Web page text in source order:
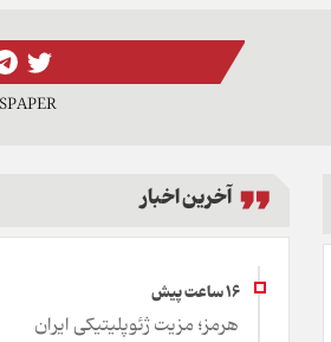
آخرین اخبار
هرمز؛ مزیت ژئوپلیتیکی ایران